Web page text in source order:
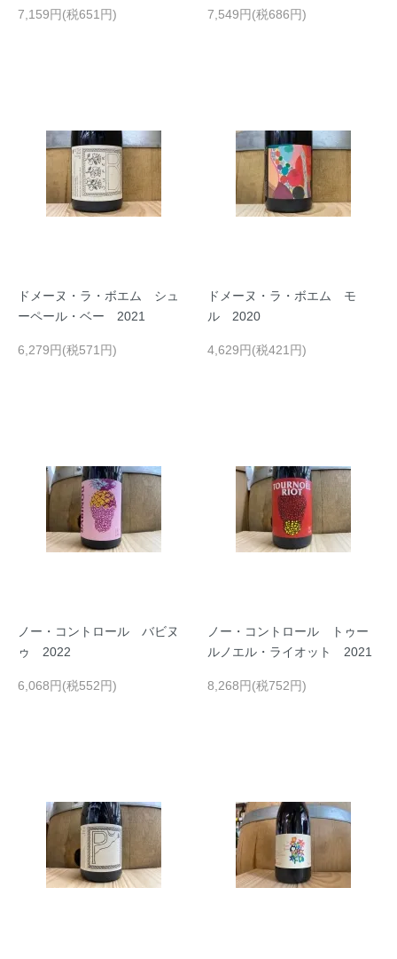
7,159円(税651円) 7,549円(税686円)
ドメーヌ・ラ・ボエム シュ
ーペール・ベー 2021
6,279円(税571円)
ドメーヌ・ラ・ボエム モ
ル 2020
4,629円(税421円)
ノー・コントロール バビヌ
ゥ 2022
6,068円(税552円)
ノー・コントロール トゥー
ルノエル・ライオット 2021
8,268円(税752円)